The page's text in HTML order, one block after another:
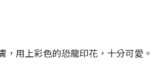
用上彩色的恐龍印花，十分可愛。